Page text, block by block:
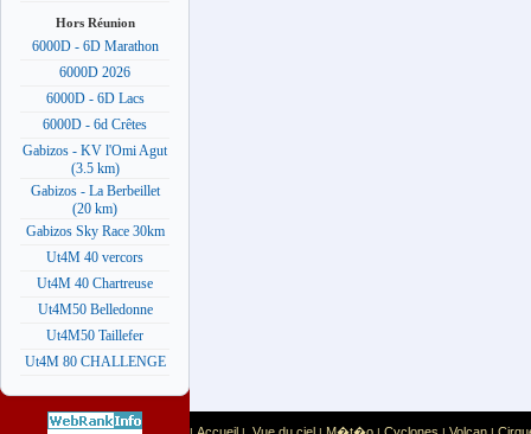
Hors Réunion
6000D - 6D Marathon
6000D 2026
6000D - 6D Lacs
6000D - 6d Crêtes
Gabizos - KV l'Omi Agut
(3.5 km)
Gabizos - La Berbeillet
(20 km)
Gabizos Sky Race 30km
Ut4M 40 vercors
Ut4M 40 Chartreuse
Ut4M50 Belledonne
Ut4M50 Taillefer
Ut4M 80 CHALLENGE